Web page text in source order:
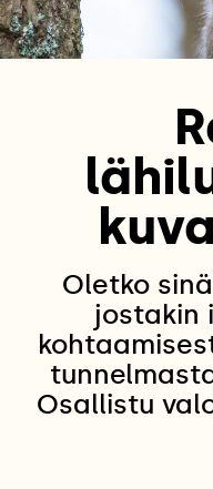
Oletko
jostakin
Osallistu